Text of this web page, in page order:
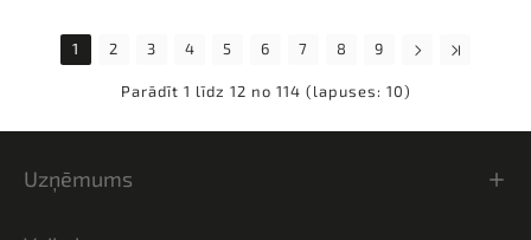
1 2 3 4 5 6 7 8 9
Parādīt 1 līdz 12 no 114 (lapuses: 10)
Uzņēmums